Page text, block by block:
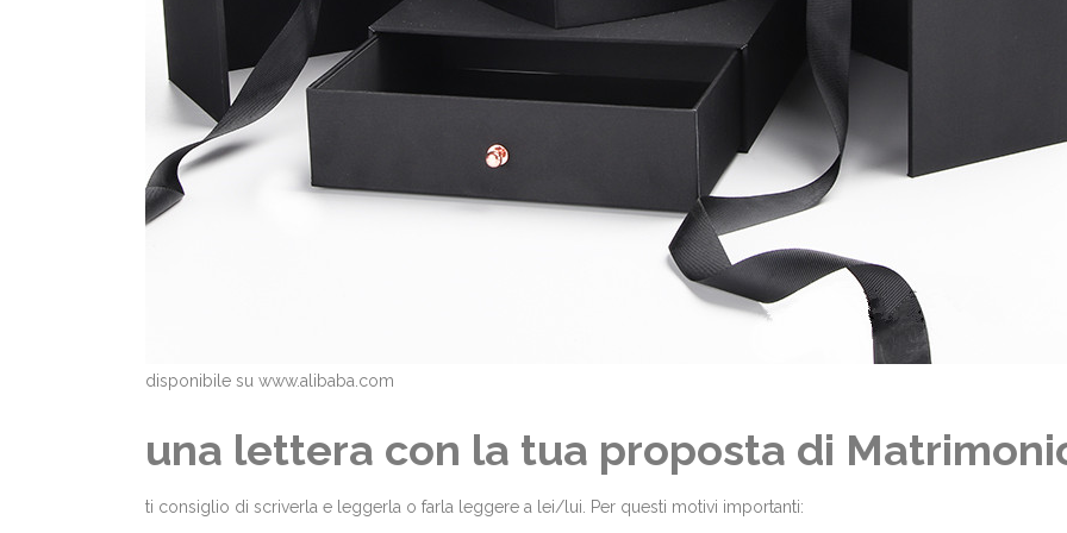
disponibile su www.alibaba.com
una lettera con la tua proposta di
ti consiglio di scriverla e leggerla o farla leggere a lei/lui. Per questi motivi importanti: